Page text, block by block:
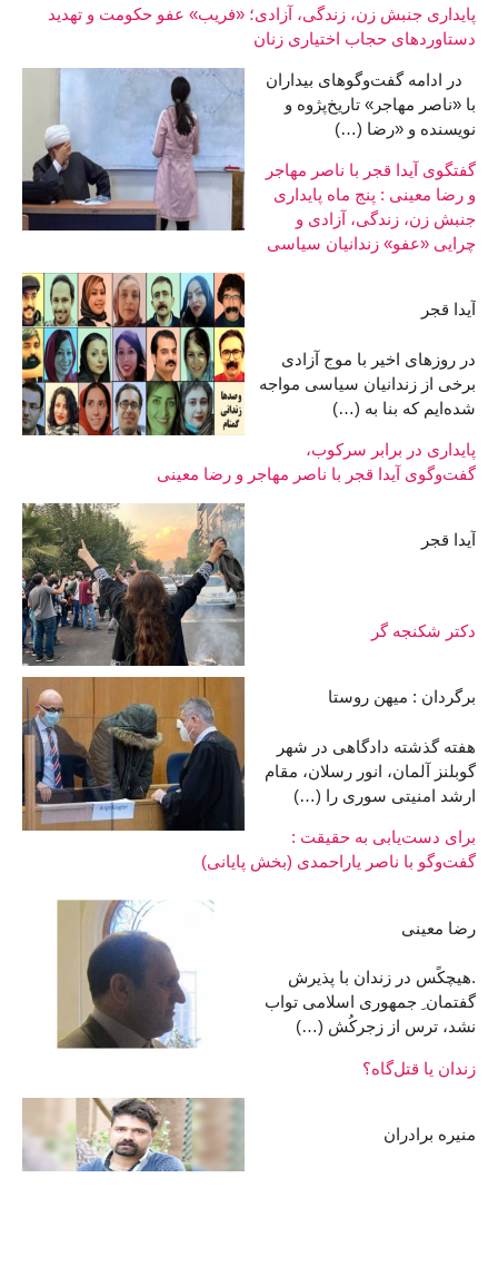
پایداری جنبش زن، زندگی، آزادی؛ «فریب» عفو حکومت و تهدید
دستاوردهای حجاب اختیاری زنان
در ادامه گفت‌وگوهای بیداران
با «ناصر مهاجر» تاریخ‌پژوه و
نویسنده و «رضا (…)
گفتگوی آیدا قجر با ناصر مهاجر
و رضا معینی : پنج ماه پایداری
جنبش زن، زندگی، آزادی و
چرایی «عفو» زندانیان سیاسی
آیدا قجر
در روزهای اخیر با موج آزادی
برخی از زندانیان سیاسی مواجه
شده‌ایم که بنا به (…)
پایداری در برابر سرکوب،
گفت‌وگوی آیدا قجر با ناصر مهاجر و رضا معینی
آیدا قجر
دکتر شکنجه گر
برگردان : میهن روستا
هفته گذشته دادگاهی در شهر
گوبلنز آلمان، انور رسلان، مقام
ارشد امنیتی سوری را (…)
برای دست‌یابی به حقیقت :
گفت‌وگو با ناصر یاراحمدی (بخش پایانی)
رضا معینی
.هیچکًس در زندان با پذیرش
گفتمان ِ جمهوری اسلامی تواب
نشد، ترس از زجر‌کُش (…)
زندان یا قتل‌گاه؟
منیره برادران